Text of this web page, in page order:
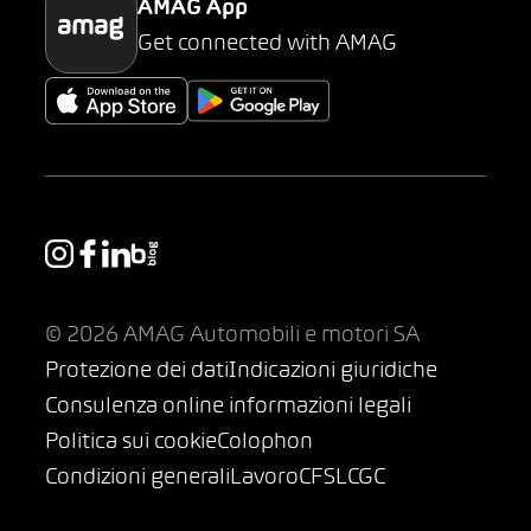
AMAG App
Get connected with AMAG
© 2026 AMAG Automobili e motori SA
Protezione dei datiIndicazioni giuridiche
Consulenza online informazioni legali
Politica sui cookieColophon
Condizioni generaliLavoroCFSLCGC